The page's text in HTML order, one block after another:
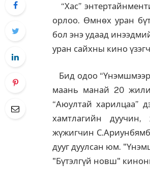
“Хас”
орлоо. Өмнөх уран
бол энэ удаад
уран сайхны кино
Бид одоо
маань манай 20
“Аюултай харилцаа”
хамтлагийн
жүжигчин
дууг дуулсан юм.
"Бүтэлгүй новш"